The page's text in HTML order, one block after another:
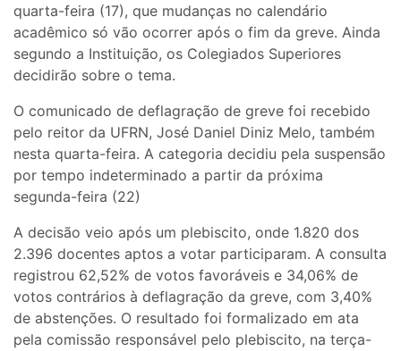
quarta-feira (17), que mudanças no calendário
acadêmico só vão ocorrer após o fim da greve. Ainda
segundo a Instituição, os Colegiados Superiores
decidirão sobre o tema.
O comunicado de deflagração de greve foi recebido
pelo reitor da UFRN, José Daniel Diniz Melo, também
nesta quarta-feira. A categoria decidiu pela suspensão
por tempo indeterminado a partir da próxima
segunda-feira (22)
A decisão veio após um plebiscito, onde 1.820 dos
2.396 docentes aptos a votar participaram. A consulta
registrou 62,52% de votos favoráveis e 34,06% de
votos contrários à deflagração da greve, com 3,40%
de abstenções. O resultado foi formalizado em ata
pela comissão responsável pelo plebiscito, na terça-